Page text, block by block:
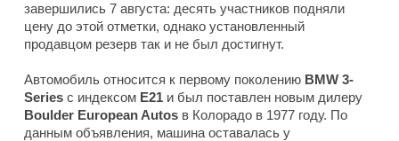
завершились 7 августа: десять участников подняли
цену до этой отметки, однако установленный
продавцом резерв так и не был достигнут.
Автомобиль относится к первому поколению BMW 3-
Series с индексом E21 и был поставлен новым дилеру
Boulder European Autos в Колорадо в 1977 году. По
данным объявления, машина оставалась у